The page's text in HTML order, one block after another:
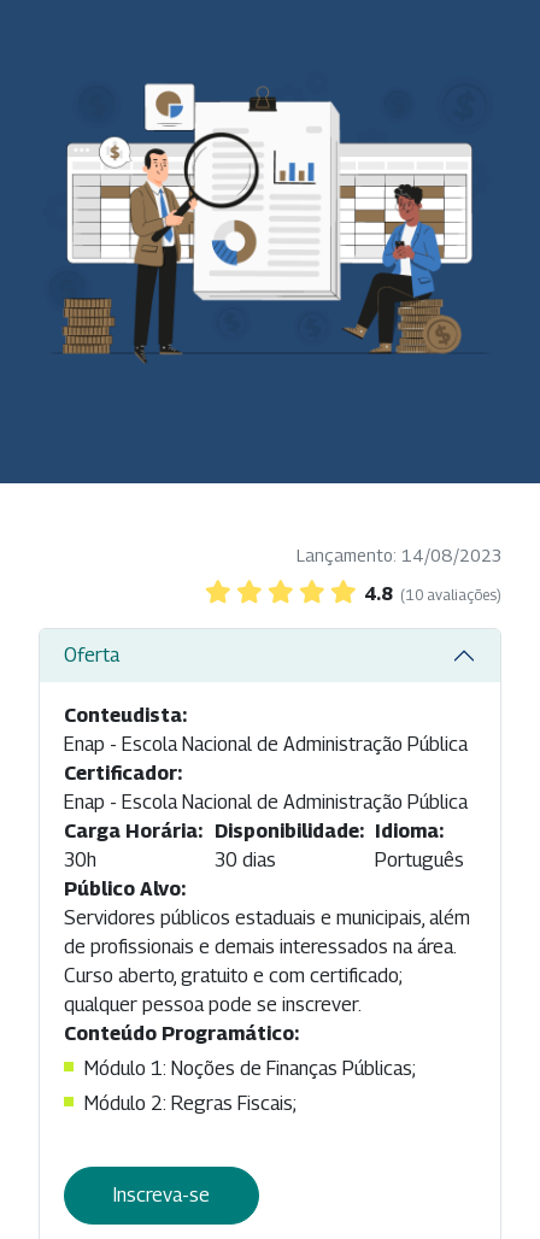
Lançamento: 14/08/2023
4.8 (10 avaliações)
Oferta
Conteudista:
Enap - Escola Nacional de Administração Pública
Certificador:
Enap - Escola Nacional de Administração Pública
Carga Horária:
30h
Disponibilidade:
30 dias
Idioma:
Português
Público Alvo:
Servidores públicos estaduais e municipais, além
de profissionais e demais interessados na área.
Curso aberto, gratuito e com certificado;
qualquer pessoa pode se inscrever.
Conteúdo Programático:
Módulo 1: Noções de Finanças Públicas;
Módulo 2: Regras Fiscais;
Inscreva-se